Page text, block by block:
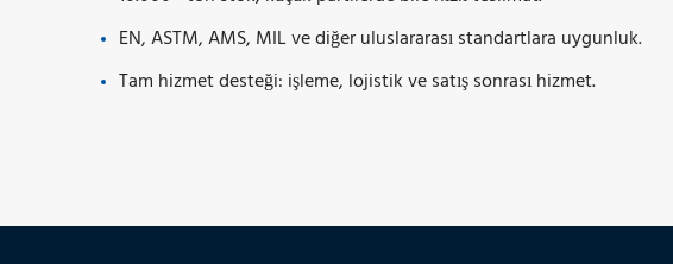
EN, ASTM, AMS, MIL ve diğer uluslararası standartlara uygunluk.
Tam hizmet desteği: işleme, lojistik ve satış sonrası hizmet.